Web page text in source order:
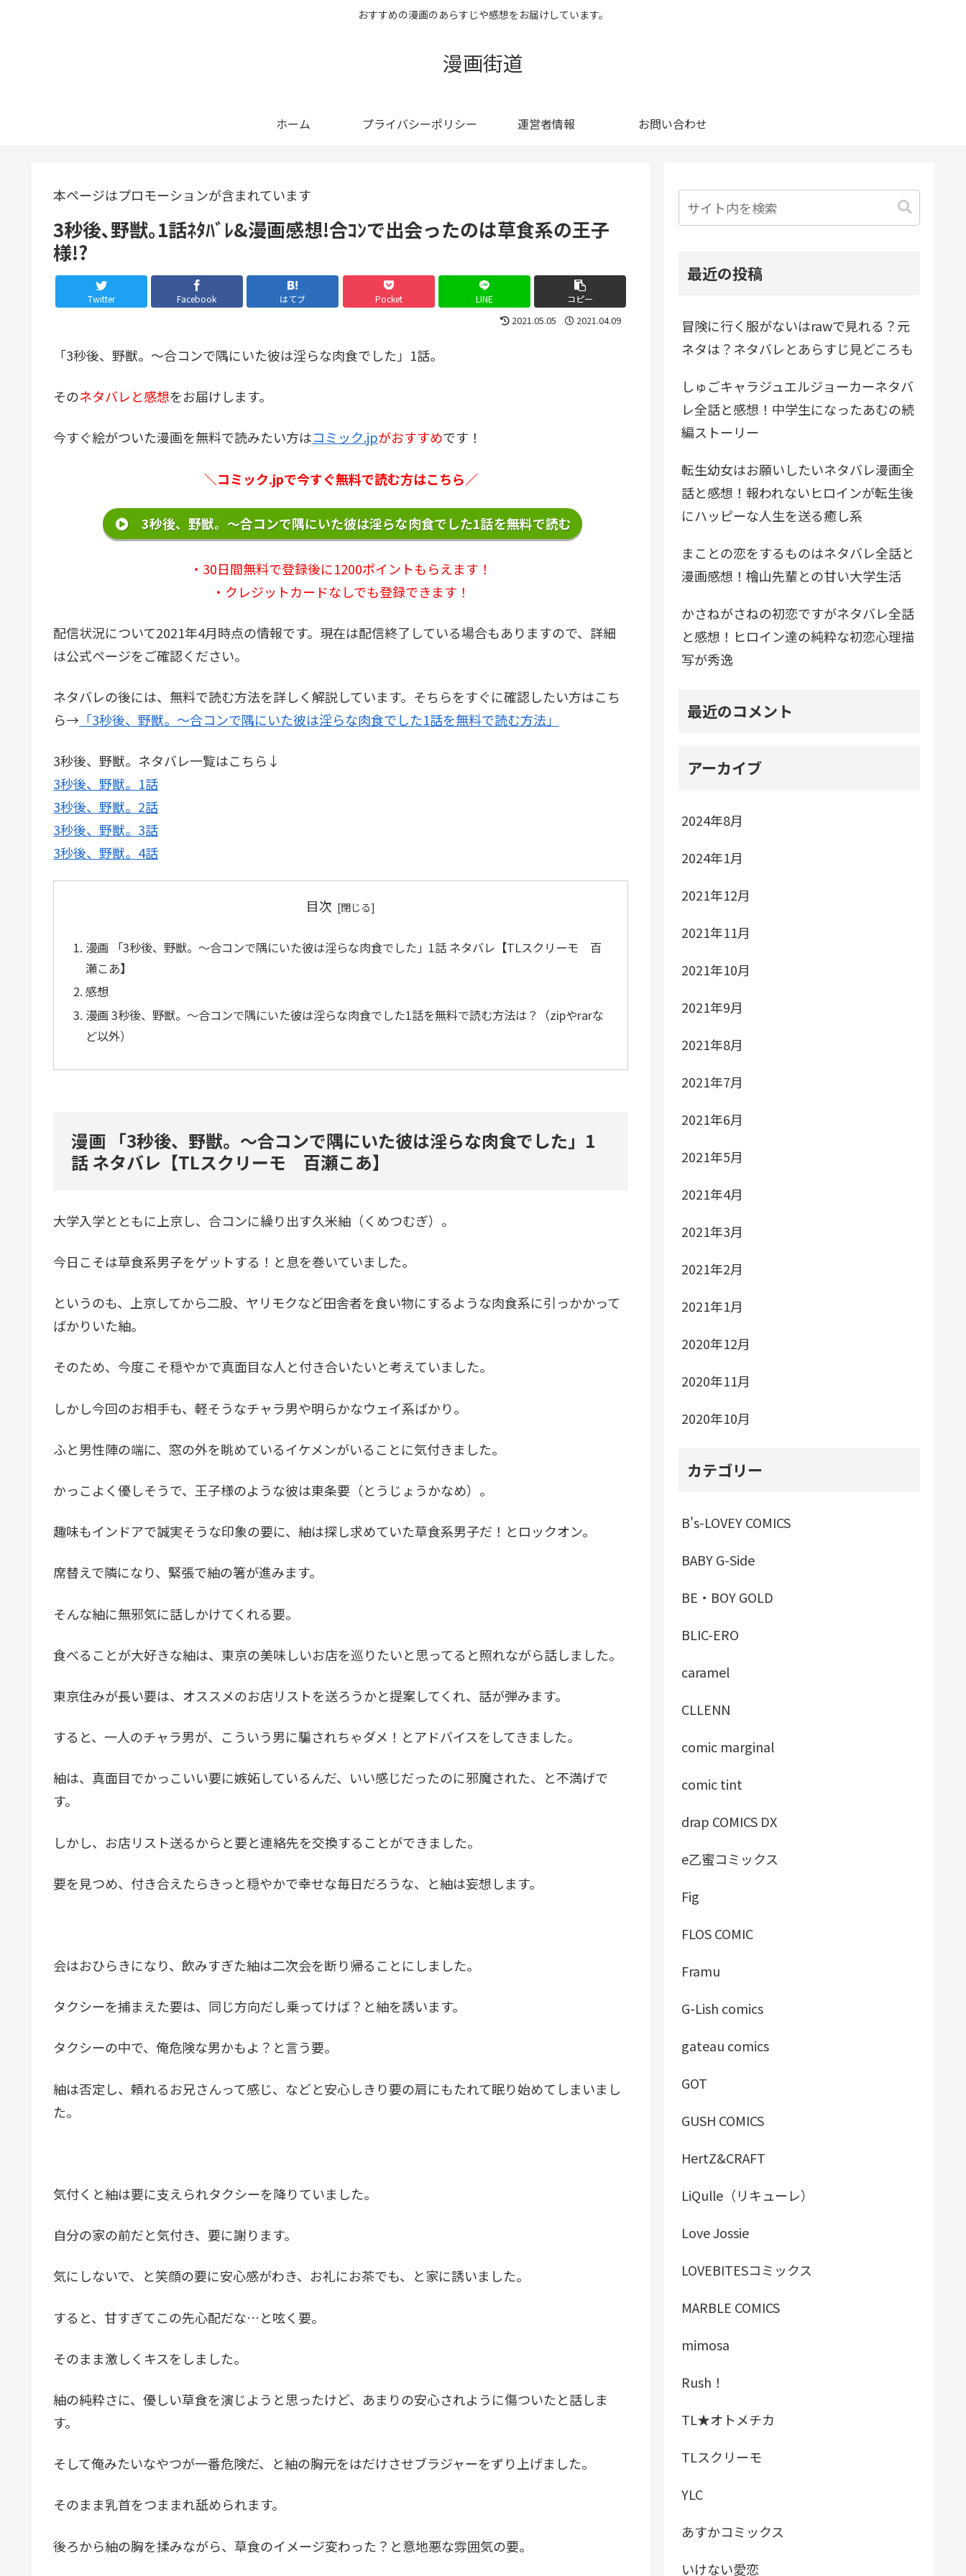
おすすめの漫画のあらすじや感想をお届けしています。
漫画街道
ホーム プライバシーポリシー 運営者情報 お問い合わせ
本ページはプロモーションが含まれています
3秒後､野獣｡1話ﾈﾀﾊﾞﾚ&漫画感想!合ｺﾝで出会ったのは草食系の王子
様!?
Twitter Facebook はてブ Pocket LINE コピー
2021.05.05 2021.04.09
「3秒後、野獣。～合コンで隅にいた彼は淫らな肉食でした」1話。
そのネタバレと感想をお届けします。
今すぐ絵がついた漫画を無料で読みたい方はコミック.jpがおすすめです！
＼コミック.jpで今すぐ無料で読む方はこちら／
3秒後、野獣。～合コンで隅にいた彼は淫らな肉食でした1話を無料で読む
・30日間無料で登録後に1200ポイントもらえます！
・クレジットカードなしでも登録できます！
配信状況について2021年4月時点の情報です。現在は配信終了している場合もありますので、詳細
は公式ページをご確認ください。
ネタバレの後には、無料で読む方法を詳しく解説しています。そちらをすぐに確認したい方はこち
ら→ 「3秒後、野獣。～合コンで隅にいた彼は淫らな肉食でした1話を無料で読む方法」
3秒後、野獣。ネタバレ一覧はこちら↓
3秒後、野獣。1話
3秒後、野獣。2話
3秒後、野獣。3話
3秒後、野獣。4話
目次
漫画 「3秒後、野獣。～合コンで隅にいた彼は淫らな肉食でした」1話 ネタバレ【TLスクリーモ 百
瀬こあ】
感想
漫画 3秒後、野獣。～合コンで隅にいた彼は淫らな肉食でした1話を無料で読む方法は？（zipやrarな
ど以外）
漫画 「3秒後、野獣。～合コンで隅にいた彼は淫らな肉食でした」1
話 ネタバレ【TLスクリーモ 百瀬こあ】
大学入学とともに上京し、合コンに繰り出す久米紬（くめつむぎ）。
今日こそは草食系男子をゲットする！と息を巻いていました。
というのも、上京してから二股、ヤリモクなど田舎者を食い物にするような肉食系に引っかかって
ばかりいた紬。
そのため、今度こそ穏やかで真面目な人と付き合いたいと考えていました。
しかし今回のお相手も、軽そうなチャラ男や明らかなウェイ系ばかり。
ふと男性陣の端に、窓の外を眺めているイケメンがいることに気付きました。
かっこよく優しそうで、王子様のような彼は東条要（とうじょうかなめ）。
趣味もインドアで誠実そうな印象の要に、紬は探し求めていた草食系男子だ！とロックオン。
席替えで隣になり、緊張で紬の箸が進みます。
そんな紬に無邪気に話しかけてくれる要。
食べることが大好きな紬は、東京の美味しいお店を巡りたいと思ってると照れながら話しました。
東京住みが長い要は、オススメのお店リストを送ろうかと提案してくれ、話が弾みます。
すると、一人のチャラ男が、こういう男に騙されちゃダメ！とアドバイスをしてきました。
紬は、真面目でかっこいい要に嫉妬しているんだ、いい感じだったのに邪魔された、と不満げで
す。
しかし、お店リスト送るからと要と連絡先を交換することができました。
要を見つめ、付き合えたらきっと穏やかで幸せな毎日だろうな、と紬は妄想します。
会はおひらきになり、飲みすぎた紬は二次会を断り帰ることにしました。
タクシーを捕まえた要は、同じ方向だし乗ってけば？と紬を誘います。
タクシーの中で、俺危険な男かもよ？と言う要。
紬は否定し、頼れるお兄さんって感じ、などと安心しきり要の肩にもたれて眠り始めてしまいまし
た。
気付くと紬は要に支えられタクシーを降りていました。
自分の家の前だと気付き、要に謝ります。
気にしないで、と笑顔の要に安心感がわき、お礼にお茶でも、と家に誘いました。
すると、甘すぎてこの先心配だな…と呟く要。
そのまま激しくキスをしました。
紬の純粋さに、優しい草食を演じようと思ったけど、あまりの安心されように傷ついたと話しま
す。
そして俺みたいなやつが一番危険だ、と紬の胸元をはだけさせブラジャーをずり上げました。
そのまま乳首をつままれ舐められます。
後ろから紬の胸を揉みながら、草食のイメージ変わった？と意地悪な雰囲気の要。
最近の投稿
冒険に行く服がないはrawで見れる？元
ネタは？ネタバレとあらすじ見どころも
しゅごキャラジュエルジョーカーネタバ
レ全話と感想！中学生になったあむの続
編ストーリー
転生幼女はお願いしたいネタバレ漫画全
話と感想！報われないヒロインが転生後
にハッピーな人生を送る癒し系
まことの恋をするものはネタバレ全話と
漫画感想！檜山先輩との甘い大学生活
かさねがさねの初恋ですがネタバレ全話
と感想！ヒロイン達の純粋な初恋心理描
写が秀逸
最近のコメント
アーカイブ
2024年8月
2024年1月
2021年12月
2021年11月
2021年10月
2021年9月
2021年8月
2021年7月
2021年6月
2021年5月
2021年4月
2021年3月
2021年2月
2021年1月
2020年12月
2020年11月
2020年10月
カテゴリー
B's-LOVEY COMICS
BABY G-Side
BE・BOY GOLD
BLIC-ERO
caramel
CLLENN
comic marginal
comic tint
drap COMICS DX
e乙蜜コミックス
Fig
FLOS COMIC
Framu
G-Lish comics
gateau comics
GOT
GUSH COMICS
HertZ&CRAFT
LiQulle（リキューレ）
Love Jossie
LOVEBITESコミックス
MARBLE COMICS
mimosa
Rush！
TL★オトメチカ
TLスクリーモ
YLC
あすかコミックス
いけない愛恋